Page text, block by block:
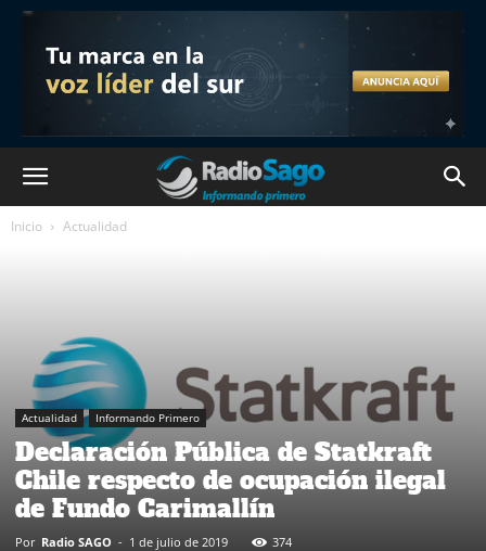
Inicio Actualidad
Actualidad Informando Primero
Declaración Pública de Statkraft
Chile respecto de ocupación ilegal
de Fundo Carimallín
Por Radio SAGO - 1 de julio de 2019 374